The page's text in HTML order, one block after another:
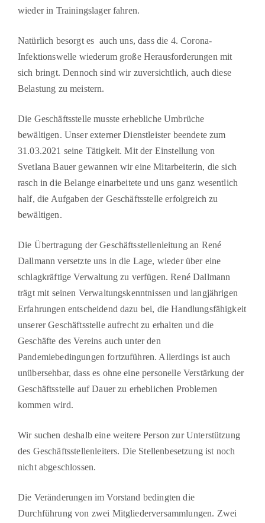
wieder in Trainingslager fahren.
Natürlich besorgt es auch uns, dass die 4. Corona-
Infektionswelle wiederum große Heraus­forderungen mit
sich bringt. Dennoch sind wir zuversichtlich, auch diese
Belastung zu meis­tern.
Die Geschäftsstelle musste erhebliche Umbrüche
bewältigen. Unser externer Dienstleister beendete zum
31.03.2021 seine Tätigkeit. Mit der Einstellung von
Svetlana Bauer gewannen wir eine Mitarbeiterin, die sich
rasch in die Belange einarbeitete und uns ganz wesentlich
half, die Aufgaben der Geschäftsstelle erfolgreich zu
bewältigen.
Die Übertragung der Geschäftsstellenleitung an René
Dallmann versetzte uns in die Lage, wieder über eine
schlagkräftige Verwaltung zu verfügen. René Dallmann
trägt mit seinen Verwaltungskenntnissen und langjährigen
Erfahrungen entscheidend dazu bei, die Hand­lungsfähigkeit
unserer Geschäftsstelle aufrecht zu erhalten und die
Geschäfte des Vereins auch unter den
Pandemiebedingungen fortzuführen. Allerdings ist auch
unübersehbar, dass es ohne eine personelle Verstärkung der
Geschäftsstelle auf Dauer zu erheblichen Proble­men
kommen wird.
Wir suchen deshalb eine weitere Person zur Unterstützung
des Geschäftsstellenleiters. Die Stellenbesetzung ist noch
nicht abgeschlossen.
Die Veränderungen im Vorstand bedingten die
Durchführung von zwei Mitgliederversamm­lungen. Zwei